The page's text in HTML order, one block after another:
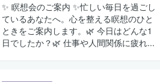
✨ 瞑想会のご案内 ✨忙しい毎日を過ごし
ているあなたへ。心を整える瞑想のひと
ときをご案内します。🌿 今日はどんな1
日でしたか？🌿 仕事や人間関係に疲れ...